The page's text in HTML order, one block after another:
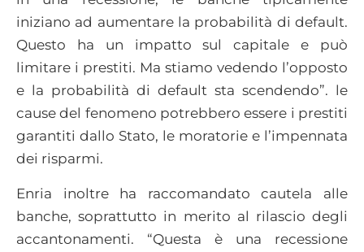
iniziano ad aumentare la probabilità di default.
Questo ha un impatto sul capitale e può
limitare i prestiti. Ma stiamo vedendo l’opposto
e la probabilità di default sta scendendo”. le
cause del fenomeno potrebbero essere i prestiti
garantiti dallo Stato, le moratorie e l’impennata
dei risparmi.
Enria inoltre ha raccomandato cautela alle
banche, soprattutto in merito al rilascio degli
accantonamenti. “Questa è una recessione